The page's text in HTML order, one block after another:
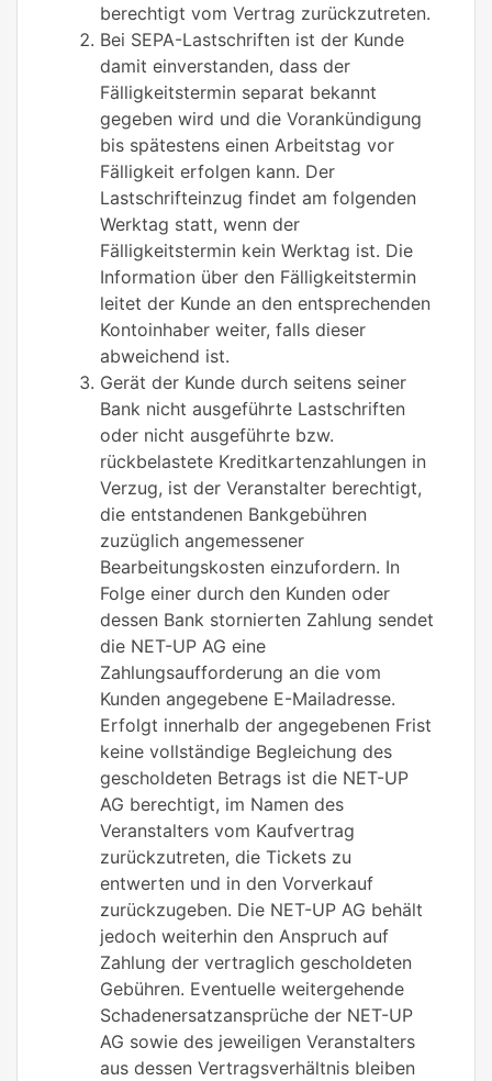
berechtigt vom Vertrag zurückzutreten.
Bei SEPA-Lastschriften ist der Kunde
damit einverstanden, dass der
Fälligkeitstermin separat bekannt
gegeben wird und die Vorankündigung
bis spätestens einen Arbeitstag vor
Fälligkeit erfolgen kann. Der
Lastschrifteinzug findet am folgenden
Werktag statt, wenn der
Fälligkeitstermin kein Werktag ist. Die
Information über den Fälligkeitstermin
leitet der Kunde an den entsprechenden
Kontoinhaber weiter, falls dieser
abweichend ist.
Gerät der Kunde durch seitens seiner
Bank nicht ausgeführte Lastschriften
oder nicht ausgeführte bzw.
rückbelastete Kreditkartenzahlungen in
Verzug, ist der Veranstalter berechtigt,
die entstandenen Bankgebühren
zuzüglich angemessener
Bearbeitungskosten einzufordern. In
Folge einer durch den Kunden oder
dessen Bank stornierten Zahlung sendet
die NET-UP AG eine
Zahlungsaufforderung an die vom
Kunden angegebene E-Mailadresse.
Erfolgt innerhalb der angegebenen Frist
keine vollständige Begleichung des
gescholdeten Betrags ist die NET-UP
AG berechtigt, im Namen des
Veranstalters vom Kaufvertrag
zurückzutreten, die Tickets zu
entwerten und in den Vorverkauf
zurückzugeben. Die NET-UP AG behält
jedoch weiterhin den Anspruch auf
Zahlung der vertraglich gescholdeten
Gebühren. Eventuelle weitergehende
Schadenersatzansprüche der NET-UP
AG sowie des jeweiligen Veranstalters
aus dessen Vertragsverhältnis bleiben